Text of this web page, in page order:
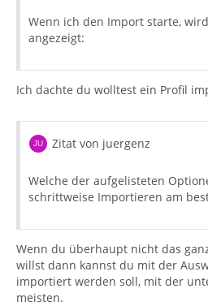
Wenn ich den Import starte,
angezeigt:
Ich dachte du wolltest ein Profil
Zitat von juergenz
Welche der aufgelisteten
schrittweise Importieren am
Wenn du überhaupt nicht das
willst dann kannst du mit der
importiert werden soll, mit der
meisten.